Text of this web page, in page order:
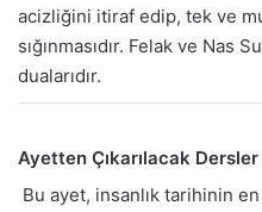
acizliğini itiraf edip, tek ve
sığınmasıdır. Felak ve Nas
dualarıdır.
Ayetten Çıkarılacak
Bu ayet, insanlık tarihinin